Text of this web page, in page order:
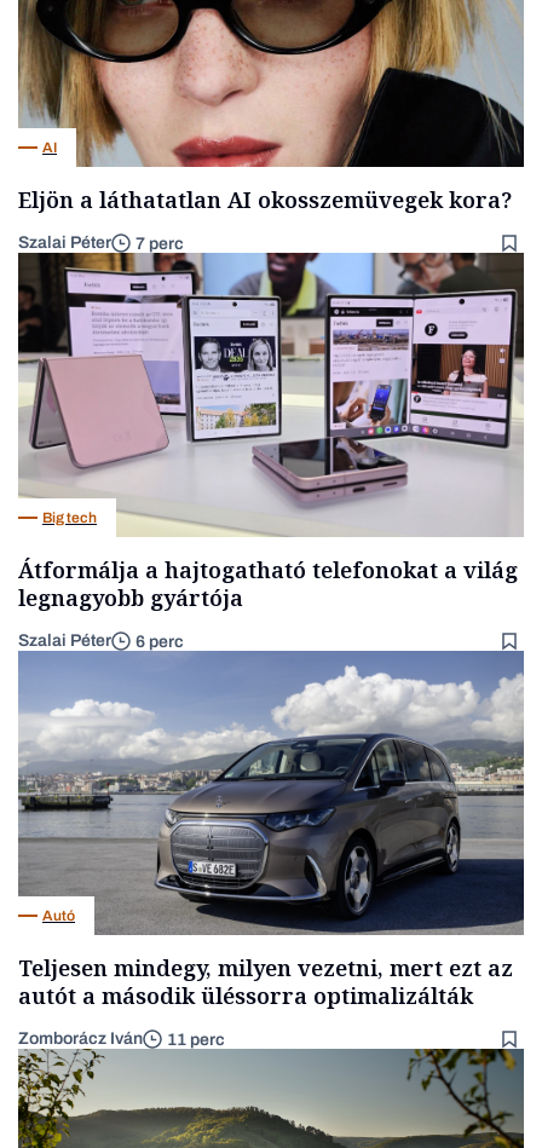
AI
Eljön a láthatatlan AI okosszemüvegek kora?
Szalai Péter 7 perc
Big tech
Átformálja a hajtogatható telefonokat a világ
legnagyobb gyártója
Szalai Péter 6 perc
Autó
Teljesen mindegy, milyen vezetni, mert ezt az
autót a második üléssorra optimalizálták
Zomborácz Iván 11 perc